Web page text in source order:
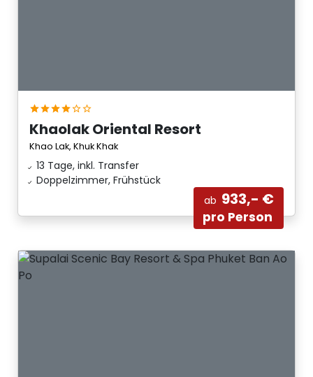
Khaolak Oriental Resort
Khao Lak, Khuk Khak
13 Tage, inkl. Transfer
Doppelzimmer, Frühstück
ab 933,- €
pro Person